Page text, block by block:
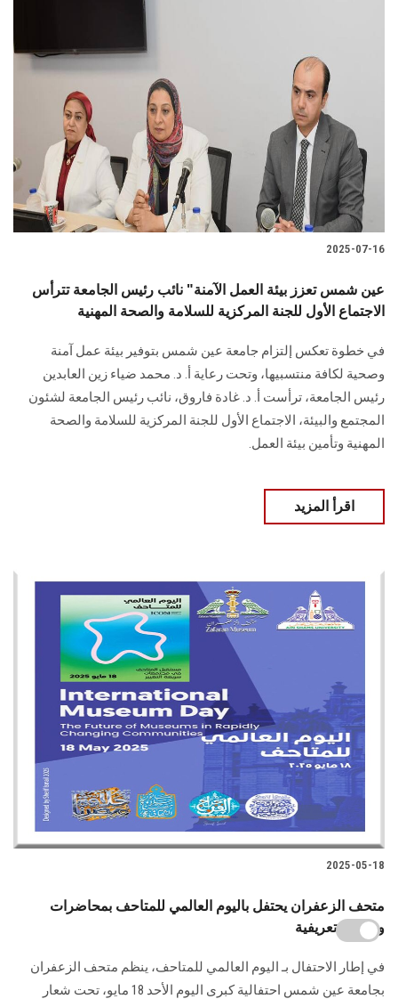
2025-07-16
عين شمس تعزز بيئة العمل الآمنة" نائب رئيس الجامعة تترأس
الاجتماع الأول للجنة المركزية للسلامة والصحة المهنية
في خطوة تعكس إلتزام جامعة عين شمس بتوفير بيئة عمل آمنة
وصحية لكافة منتسبيها، وتحت رعاية أ. د. محمد ضياء زين العابدين
رئيس الجامعة، ترأست أ. د. غادة فاروق، نائب رئيس الجامعة لشئون
المجتمع والبيئة، الاجتماع الأول للجنة المركزية للسلامة والصحة
المهنية وتأمين بيئة العمل.
اقرأ المزيد
2025-05-18
متحف الزعفران يحتفل باليوم العالمي للمتاحف بمحاضرات
وجولات تعريفية
في إطار الاحتفال بـ اليوم العالمي للمتاحف، ينظم متحف الزعفران
بجامعة عين شمس احتفالية كبرى اليوم الأحد 18 مايو، تحت شعار